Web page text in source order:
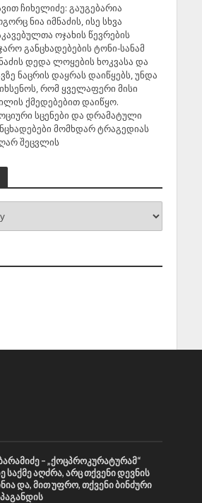
ჩიხელიძე: გაუგებარია
ნია იმნაძის, ისე სხვა
ოჯახის წევრების
განცხადებების ტონი-სანამ
დედა ლოყების ხოკვასა და
ნაცრის დაყრას დაიწყებს, უნდა
რომ ყველაფერი მისი
ქმედებებით დაიწყო.
სცენები და დრამატული
მომხდარ ტრაგედიას
შეცვლის
– „ქოცპროკურატურამ“
საქმე აღძრა, არც თქვენი დევნის
და, მით უფრო, თქვენი ბინძური